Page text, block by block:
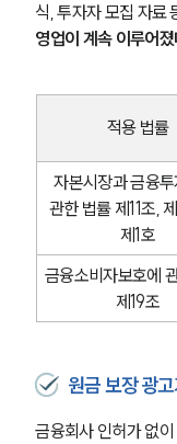
식, 투자자 모집 자료
영업이 계속 이루어
적용 법률
자본시장과 금융
관한 법률 제11조,
제1호
금융소비자보호에
제19조
원금 보장 광
금융회사 인허가 없